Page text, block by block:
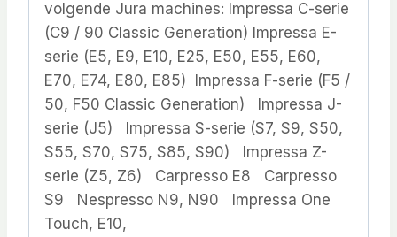
volgende Jura machines: Impressa C-serie
(C9 / 90 Classic Generation) Impressa E-
serie (E5, E9, E10, E25, E50, E55, E60,
E70, E74, E80, E85) Impressa F-serie (F5 /
50, F50 Classic Generation) Impressa J-
serie (J5) Impressa S-serie (S7, S9, S50,
S55, S70, S75, S85, S90) Impressa Z-
serie (Z5, Z6) Carpresso E8 Carpresso
S9 Nespresso N9, N90 Impressa One
Touch, E10,